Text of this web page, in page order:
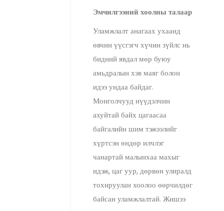
Эмчилгээний хоолны талаар
Уламжлалт анагаах ухаанд
өвчин үүсгэгч хүчин зүйлс нь
бидний явдал мөр буюу
амьдралын хэв маяг болон
идээ ундаа байдаг.
Монголчууд нүүдэлчин
ахуйтай байх цагаасаа
байгалийн шим тэжээлийг
хүртсэн өндөр илчлэг
чанартай малынхаа махыг
идэж, цаг уур, дөрвөн улиралд
тохируулан хоолоо өөрчилдөг
байсан уламжлалтай. Жишээ